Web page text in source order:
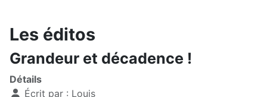
Les éditos
Grandeur et décadence !
Détails
Écrit par : Louis